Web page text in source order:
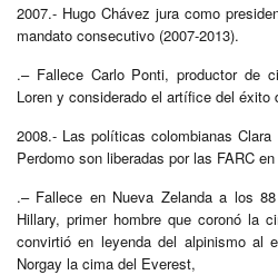
2007.- Hugo Chávez jura como
mandato consecutivo (2007-2013).
.– Fallece Carlo Ponti, productor de
Loren y considerado el artífice del éxito
2008.- Las políticas colombianas
Perdomo son liberadas por las FARC
.– Fallece en Nueva Zelanda a los
Hillary, primer hombre que coronó
convirtió en leyenda del alpinismo al
Norgay la cima del Everest,